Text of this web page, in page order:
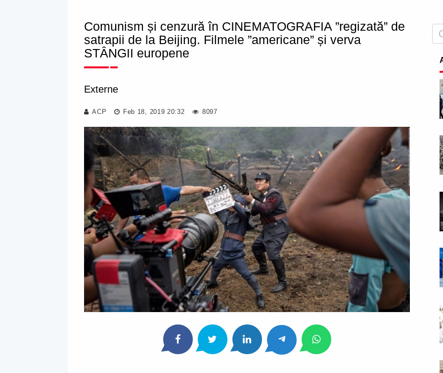
Comunism și cenzură în CINEMATOGRAFIA ”regizată” de
satrapii de la Beijing. Filmele ”americane” și verva
STÂNGII europene
Externe
ACP Feb 18, 2019 20:32 8097